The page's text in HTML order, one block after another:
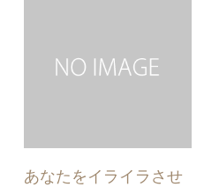
あなたをイライラさせ